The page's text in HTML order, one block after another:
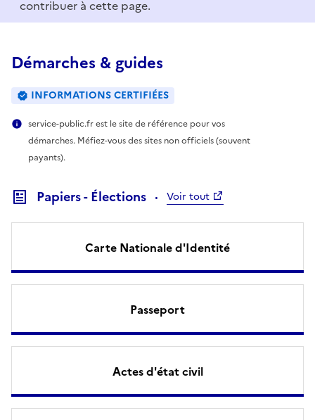
contribuer à cette page.
Démarches & guides
INFORMATIONS CERTIFIÉES
service-public.fr est le site de référence pour vos
démarches. Méfiez-vous des sites non officiels (souvent
payants).
Papiers - Élections Voir tout
Carte Nationale d'Identité
Passeport
Actes d'état civil